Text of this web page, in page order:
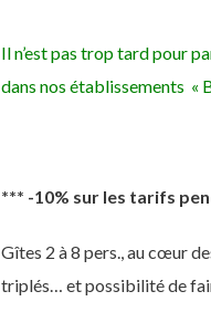
Il n’est pas trop tard pour
dans nos établissements «
*** -10% sur les tarifs
Gîtes 2 à 8 pers., au cœur
triplés… et possibilité de